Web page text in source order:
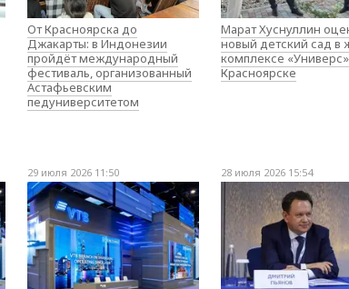
От Красноярска до
Джакарты: в Индонезии
пройдёт международный
фестиваль, организованный
Астафьевским
педуниверситетом
Марат Хуснуллин
новый детский сад в
комплексе
Красноярске
29 июля 2026 11:50 28 июля 2026 15:54